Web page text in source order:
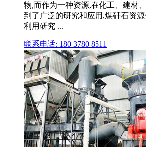
物,而作为一种资源,在化工、建材
到了广泛的研究和应用,煤矸石资
利用研究 ...
联系电话: 180 3780 8511